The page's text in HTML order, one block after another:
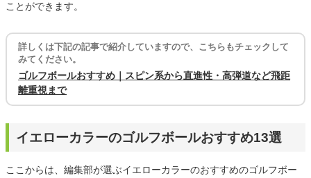
ことができます。
詳しくは下記の記事で紹介していますので、こちらもチェックして
みてください。
ゴルフボールおすすめ｜スピン系から直進性・高弾道など飛距
離重視まで
イエローカラーのゴルフボールおすすめ13選
ここからは、編集部が選ぶイエローカラーのおすすめのゴルフボー